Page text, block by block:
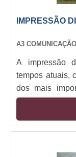
IMPRESSÃO
A3
A impressão
tempos atuais,
dos mais
composição
banners são
para
em